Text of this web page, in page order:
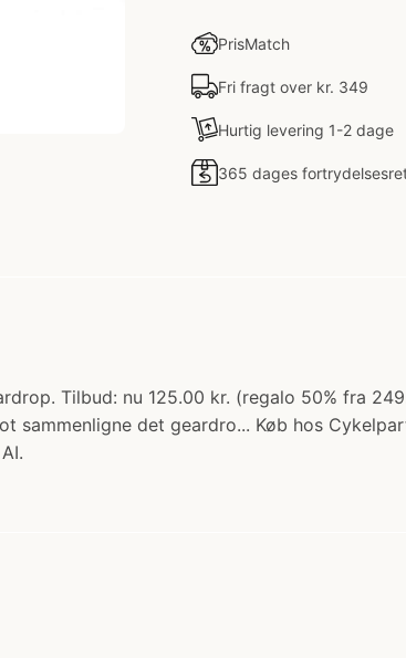
PrisMatch
Fri fragt over kr. 349
Hurtig levering 1-2 dage
365 dages
Tilbud: nu 125.00 kr. (regalo 50% fra
sammenligne det geardro... Køb hos